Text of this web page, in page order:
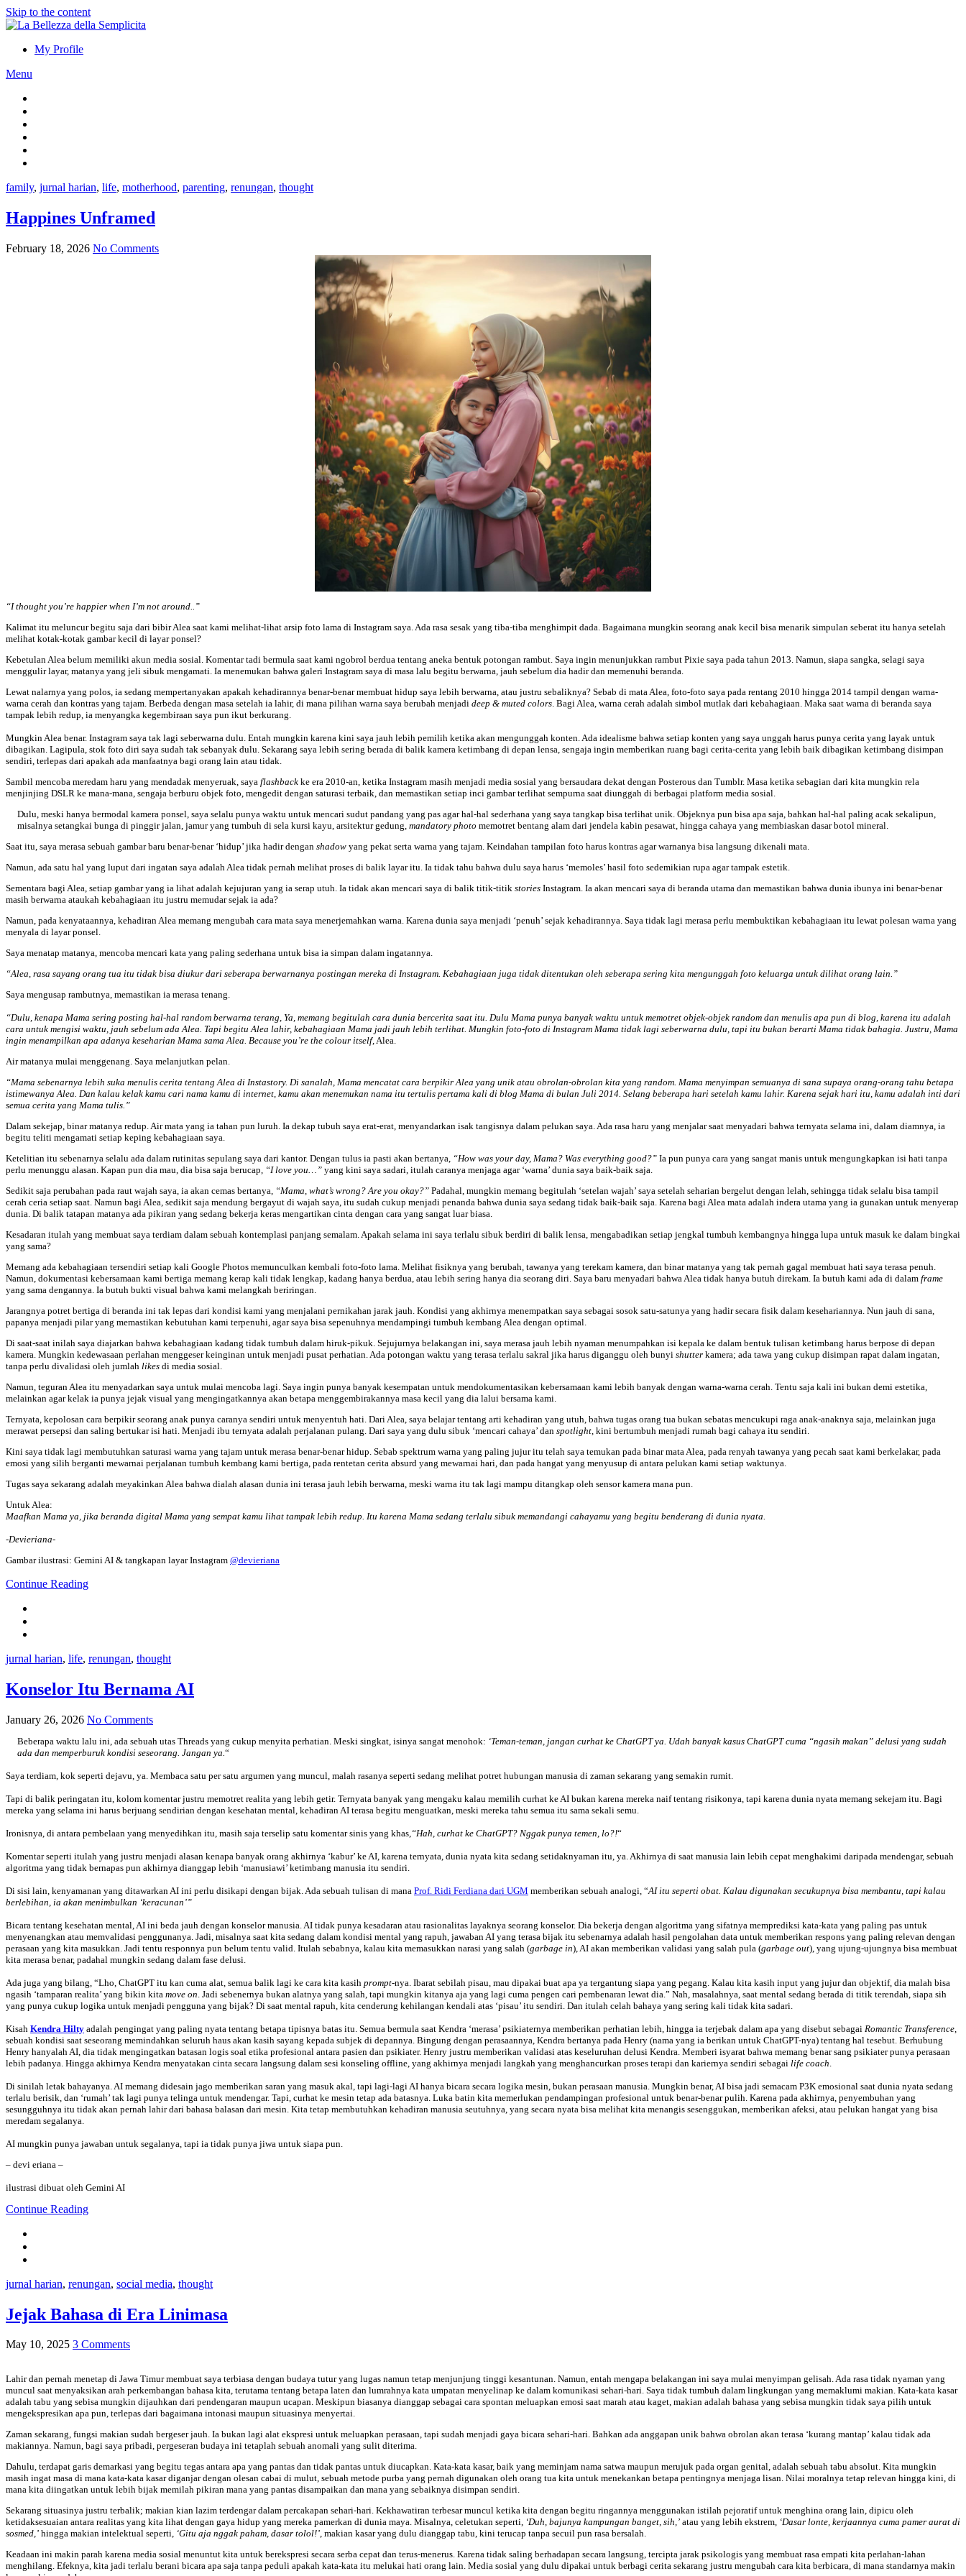
Skip to the content
My Profile
Menu
family, jurnal harian, life, motherhood, parenting, renungan, thought
Happines Unframed
February 18, 2026 No Comments
“I thought you’re happier when I’m not around..”
Kalimat itu meluncur begitu saja dari bibir Alea saat kami melihat-lihat arsip foto lama di Instagram saya. Ada rasa sesak yang tiba-tiba menghimpit dada. Bagaimana mungkin seorang anak kecil bisa menarik simpulan seberat itu hanya setelah
melihat kotak-kotak gambar kecil di layar ponsel?
Kebetulan Alea belum memiliki akun media sosial. Komentar tadi bermula saat kami ngobrol berdua tentang aneka bentuk potongan rambut. Saya ingin menunjukkan rambut Pixie saya pada tahun 2013. Namun, siapa sangka, selagi saya
menggulir layar, matanya yang jeli sibuk mengamati. Ia menemukan bahwa galeri Instagram saya di masa lalu begitu berwarna, jauh sebelum dia hadir dan memenuhi beranda.
Lewat nalarnya yang polos, ia sedang mempertanyakan apakah kehadirannya benar-benar membuat hidup saya lebih berwarna, atau justru sebaliknya? Sebab di mata Alea, foto-foto saya pada rentang 2010 hingga 2014 tampil dengan warna-
warna cerah dan kontras yang tajam. Berbeda dengan masa setelah ia lahir, di mana pilihan warna saya berubah menjadi deep & muted colors . Bagi Alea, warna cerah adalah simbol mutlak dari kebahagiaan. Maka saat warna di beranda saya
tampak lebih redup, ia menyangka kegembiraan saya pun ikut berkurang.
Mungkin Alea benar. Instagram saya tak lagi seberwarna dulu. Entah mungkin karena kini saya jauh lebih pemilih ketika akan mengunggah konten. Ada idealisme bahwa setiap konten yang saya unggah harus punya cerita yang layak untuk
dibagikan. Lagipula, stok foto diri saya sudah tak sebanyak dulu. Sekarang saya lebih sering berada di balik kamera ketimbang di depan lensa, sengaja ingin memberikan ruang bagi cerita-cerita yang lebih baik dibagikan ketimbang disimpan
sendiri, terlepas dari apakah ada manfaatnya bagi orang lain atau tidak.
Sambil mencoba meredam haru yang mendadak menyeruak, saya flashback ke era 2010-an, ketika Instagram masih menjadi media sosial yang bersaudara dekat dengan Posterous dan Tumblr. Masa ketika sebagian dari kita mungkin rela
menjinjing DSLR ke mana-mana, sengaja berburu objek foto, mengedit dengan saturasi terbaik, dan memastikan setiap inci gambar terlihat sempurna saat diunggah di berbagai platform media sosial.
Dulu, meski hanya bermodal kamera ponsel, saya selalu punya waktu untuk mencari sudut pandang yang pas agar hal-hal sederhana yang saya tangkap bisa terlihat unik. Objeknya pun bisa apa saja, bahkan hal-hal paling acak sekalipun,
misalnya setangkai bunga di pinggir jalan, jamur yang tumbuh di sela kursi kayu, arsitektur gedung, mandatory photo memotret bentang alam dari jendela kabin pesawat, hingga cahaya yang membiaskan dasar botol mineral.
Saat itu, saya merasa sebuah gambar baru benar-benar ‘hidup’ jika hadir dengan shadow yang pekat serta warna yang tajam. Keindahan tampilan foto harus kontras agar warnanya bisa langsung dikenali mata.
Namun, ada satu hal yang luput dari ingatan saya adalah Alea tidak pernah melihat proses di balik layar itu. Ia tidak tahu bahwa dulu saya harus ‘memoles’ hasil foto sedemikian rupa agar tampak estetik.
Sementara bagi Alea, setiap gambar yang ia lihat adalah kejujuran yang ia serap utuh. Ia tidak akan mencari saya di balik titik-titik stories Instagram. Ia akan mencari saya di beranda utama dan memastikan bahwa dunia ibunya ini benar-benar
masih berwarna ataukah kebahagiaan itu justru memudar sejak ia ada?
Namun, pada kenyataannya, kehadiran Alea memang mengubah cara mata saya menerjemahkan warna. Karena dunia saya menjadi ‘penuh’ sejak kehadirannya. Saya tidak lagi merasa perlu membuktikan kebahagiaan itu lewat polesan warna yang
menyala di layar ponsel.
Saya menatap matanya, mencoba mencari kata yang paling sederhana untuk bisa ia simpan dalam ingatannya.
“Alea, rasa sayang orang tua itu tidak bisa diukur dari seberapa berwarnanya postingan mereka di Instagram. Kebahagiaan juga tidak ditentukan oleh seberapa sering kita mengunggah foto keluarga untuk dilihat orang lain.”
Saya mengusap rambutnya, memastikan ia merasa tenang.
“Dulu, kenapa Mama sering posting hal-hal random berwarna terang, Ya, memang begitulah cara dunia bercerita saat itu. Dulu Mama punya banyak waktu untuk memotret objek-objek random dan menulis apa pun di blog, karena itu adalah
cara untuk mengisi waktu, jauh sebelum ada Alea. Tapi begitu Alea lahir, kebahagiaan Mama jadi jauh lebih terlihat. Mungkin foto-foto di Instagram Mama tidak lagi seberwarna dulu, tapi itu bukan berarti Mama tidak bahagia. Justru, Mama
ingin menampilkan apa adanya keseharian Mama sama Alea. Because you’re the colour itself, Alea.
Air matanya mulai menggenang. Saya melanjutkan pelan.
“Mama sebenarnya lebih suka menulis cerita tentang Alea di Instastory. Di sanalah, Mama mencatat cara berpikir Alea yang unik atau obrolan-obrolan kita yang random. Mama menyimpan semuanya di sana supaya orang-orang tahu betapa
istimewanya Alea. Dan kalau kelak kamu cari nama kamu di internet, kamu akan menemukan nama itu tertulis pertama kali di blog Mama di bulan Juli 2014. Selang beberapa hari setelah kamu lahir. Karena sejak hari itu, kamu adalah inti dari
semua cerita yang Mama tulis.”
Dalam sekejap, binar matanya redup. Air mata yang ia tahan pun luruh. Ia dekap tubuh saya erat-erat, menyandarkan isak tangisnya dalam pelukan saya. Ada rasa haru yang menjalar saat menyadari bahwa ternyata selama ini, dalam diamnya, ia
begitu teliti mengamati setiap keping kebahagiaan saya.
Ketelitian itu sebenarnya selalu ada dalam rutinitas sepulang saya dari kantor. Dengan tulus ia pasti akan bertanya, “How was your day, Mama? Was everything good?” Ia pun punya cara yang sangat manis untuk mengungkapkan isi hati tanpa
perlu menunggu alasan. Kapan pun dia mau, dia bisa saja berucap, “I love you…” yang kini saya sadari, itulah caranya menjaga agar ‘warna’ dunia saya baik-baik saja.
Sedikit saja perubahan pada raut wajah saya, ia akan cemas bertanya, “Mama, what’s wrong? Are you okay?” Padahal, mungkin memang begitulah ‘setelan wajah’ saya setelah seharian bergelut dengan lelah, sehingga tidak selalu bisa tampil
cerah ceria setiap saat. Namun bagi Alea, sedikit saja mendung bergayut di wajah saya, itu sudah cukup menjadi penanda bahwa dunia saya sedang tidak baik-baik saja. Karena bagi Alea mata adalah indera utama yang ia gunakan untuk menyerap
dunia. Di balik tatapan matanya ada pikiran yang sedang bekerja keras mengartikan cinta dengan cara yang sangat luar biasa.
Kesadaran itulah yang membuat saya terdiam dalam sebuah kontemplasi panjang semalam. Apakah selama ini saya terlalu sibuk berdiri di balik lensa, mengabadikan setiap jengkal tumbuh kembangnya hingga lupa untuk masuk ke dalam bingkai
yang sama?
Memang ada kebahagiaan tersendiri setiap kali Google Photos memunculkan kembali foto-foto lama. Melihat fisiknya yang berubah, tawanya yang terekam kamera, dan binar matanya yang tak pernah gagal membuat hati saya terasa penuh.
Namun, dokumentasi kebersamaan kami bertiga memang kerap kali tidak lengkap, kadang hanya berdua, atau lebih sering hanya dia seorang diri. Saya baru menyadari bahwa Alea tidak hanya butuh direkam. Ia butuh kami ada di dalam frame
yang sama dengannya. Ia butuh bukti visual bahwa kami melangkah beriringan.
Jarangnya potret bertiga di beranda ini tak lepas dari kondisi kami yang menjalani pernikahan jarak jauh. Kondisi yang akhirnya menempatkan saya sebagai sosok satu-satunya yang hadir secara fisik dalam kesehariannya. Nun jauh di sana,
papanya menjadi pilar yang memastikan kebutuhan kami terpenuhi, agar saya bisa sepenuhnya mendampingi tumbuh kembang Alea dengan optimal.
Di saat-saat inilah saya diajarkan bahwa kebahagiaan kadang tidak tumbuh dalam hiruk-pikuk. Sejujurnya belakangan ini, saya merasa jauh lebih nyaman menumpahkan isi kepala ke dalam bentuk tulisan ketimbang harus berpose di depan
kamera. Mungkin kedewasaan perlahan menggeser keinginan untuk menjadi pusat perhatian. Ada potongan waktu yang terasa terlalu sakral jika harus diganggu oleh bunyi shutter kamera; ada tawa yang cukup disimpan rapat dalam ingatan,
tanpa perlu divalidasi oleh jumlah likes di media sosial.
Namun, teguran Alea itu menyadarkan saya untuk mulai mencoba lagi. Saya ingin punya banyak kesempatan untuk mendokumentasikan kebersamaan kami lebih banyak dengan warna-warna cerah. Tentu saja kali ini bukan demi estetika,
melainkan agar kelak ia punya jejak visual yang mengingatkannya akan betapa menggembirakannya masa kecil yang dia lalui bersama kami.
Ternyata, kepolosan cara berpikir seorang anak punya caranya sendiri untuk menyentuh hati. Dari Alea, saya belajar tentang arti kehadiran yang utuh, bahwa tugas orang tua bukan sebatas mencukupi raga anak-anaknya saja, melainkan juga
merawat persepsi dan saling bertukar isi hati. Menjadi ibu ternyata adalah perjalanan pulang. Dari saya yang dulu sibuk ‘mencari cahaya’ dan spotlight , kini bertumbuh menjadi rumah bagi cahaya itu sendiri.
Kini saya tidak lagi membutuhkan saturasi warna yang tajam untuk merasa benar-benar hidup. Sebab spektrum warna yang paling jujur itu telah saya temukan pada binar mata Alea, pada renyah tawanya yang pecah saat kami berkelakar, pada
emosi yang silih berganti mewarnai perjalanan tumbuh kembang kami bertiga, pada rentetan cerita absurd yang mewarnai hari, dan pada hangat yang menyusup di antara pelukan kami setiap waktunya.
Tugas saya sekarang adalah meyakinkan Alea bahwa dialah alasan dunia ini terasa jauh lebih berwarna, meski warna itu tak lagi mampu ditangkap oleh sensor kamera mana pun.
Untuk Alea:
Maafkan Mama ya, jika beranda digital Mama yang sempat kamu lihat tampak lebih redup. Itu karena Mama sedang terlalu sibuk memandangi cahayamu yang begitu benderang di dunia nyata.
-Devieriana-
Gambar ilustrasi: Gemini AI & tangkapan layar Instagram @devieriana
Continue Reading
jurnal harian, life, renungan, thought
Konselor Itu Bernama AI
January 26, 2026 No Comments
Beberapa waktu lalu ini, ada sebuah utas Threads yang cukup menyita perhatian. Meski singkat, isinya sangat menohok: ‘Teman-teman, jangan curhat ke ChatGPT ya. Udah banyak kasus ChatGPT cuma “ngasih makan” delusi yang sudah
ada dan memperburuk kondisi seseorang. Jangan ya. “
Saya terdiam, kok seperti dejavu, ya. Membaca satu per satu argumen yang muncul, malah rasanya seperti sedang melihat potret hubungan manusia di zaman sekarang yang semakin rumit.
Tapi di balik peringatan itu, kolom komentar justru memotret realita yang lebih getir. Ternyata banyak yang mengaku kalau memilih curhat ke AI bukan karena mereka naif tentang risikonya, tapi karena dunia nyata memang sekejam itu. Bagi
mereka yang selama ini harus berjuang sendirian dengan kesehatan mental, kehadiran AI terasa begitu menguatkan, meski mereka tahu semua itu sama sekali semu.
Ironisnya, di antara pembelaan yang menyedihkan itu, masih saja terselip satu komentar sinis yang khas, “Hah, curhat ke ChatGPT? Nggak punya temen, lo?!“
Komentar seperti itulah yang justru menjadi alasan kenapa banyak orang akhirnya ‘kabur’ ke AI, karena ternyata, dunia nyata kita sedang setidaknyaman itu, ya. Akhirnya di saat manusia lain lebih cepat menghakimi daripada mendengar, sebuah
algoritma yang tidak bernapas pun akhirnya dianggap lebih ‘manusiawi’ ketimbang manusia itu sendiri.
Di sisi lain, kenyamanan yang ditawarkan AI ini perlu disikapi dengan bijak. Ada sebuah tulisan di mana Prof. Ridi Ferdiana dari UGM memberikan sebuah analogi, “AI itu seperti obat. Kalau digunakan secukupnya bisa membantu, tapi kalau
berlebihan, ia akan menimbulkan ‘keracunan’”
Bicara tentang kesehatan mental, AI ini beda jauh dengan konselor manusia. AI tidak punya kesadaran atau rasionalitas layaknya seorang konselor. Dia bekerja dengan algoritma yang sifatnya memprediksi kata-kata yang paling pas untuk
menyenangkan atau memvalidasi penggunanya. Jadi, misalnya saat kita sedang dalam kondisi mental yang rapuh, jawaban AI yang terasa bijak itu sebenarnya adalah hasil pengolahan data untuk memberikan respons yang paling relevan dengan
perasaan yang kita masukkan. Jadi tentu responnya pun belum tentu valid. Itulah sebabnya, kalau kita memasukkan narasi yang salah (garbage in), AI akan memberikan validasi yang salah pula (garbage out), yang ujung-ujungnya bisa membuat
kita merasa benar, padahal mungkin sedang dalam fase delusi.
Ada juga yang bilang, “Lho, ChatGPT itu kan cuma alat, semua balik lagi ke cara kita kasih prompt-nya. Ibarat sebilah pisau, mau dipakai buat apa ya tergantung siapa yang pegang. Kalau kita kasih input yang jujur dan objektif, dia malah bisa
ngasih ‘tamparan realita’ yang bikin kita move on . Jadi sebenernya bukan alatnya yang salah, tapi mungkin kitanya aja yang lagi cuma pengen cari pembenaran lewat dia.” Nah, masalahnya, saat mental sedang berada di titik terendah, siapa sih
yang punya cukup logika untuk menjadi pengguna yang bijak? Di saat mental rapuh, kita cenderung kehilangan kendali atas ‘pisau’ itu sendiri. Dan itulah celah bahaya yang sering kali tidak kita sadari.
Kisah Kendra Hilty adalah pengingat yang paling nyata tentang betapa tipisnya batas itu. Semua bermula saat Kendra ‘merasa’ psikiaternya memberikan perhatian lebih, hingga ia terjebak dalam apa yang disebut sebagai Romantic Transference
sebuah kondisi saat seseorang memindahkan seluruh haus akan kasih sayang kepada subjek di depannya. Bingung dengan perasaannya, Kendra bertanya pada Henry (nama yang ia berikan untuk ChatGPT-nya) tentang hal tesebut. Berhubung
Henry hanyalah AI, dia tidak mengingatkan batasan logis soal etika profesional antara pasien dan psikiater. Henry justru memberikan validasi atas keseluruhan delusi Kendra. Memberi isyarat bahwa memang benar sang psikiater punya perasaan
lebih padanya. Hingga akhirnya Kendra menyatakan cinta secara langsung dalam sesi konseling offline, yang akhirnya menjadi langkah yang menghancurkan proses terapi dan kariernya sendiri sebagai life coach
Di sinilah letak bahayanya. AI memang didesain jago memberikan saran yang masuk akal, tapi lagi-lagi AI hanya bicara secara logika mesin, bukan perasaan manusia. Mungkin benar, AI bisa jadi semacam P3K emosional saat dunia nyata sedang
terlalu berisik, dan ‘rumah’ tak lagi punya telinga untuk mendengar. Tapi, curhat ke mesin tetap ada batasnya. Luka batin kita memerlukan pendampingan profesional untuk benar-benar pulih. Karena pada akhirnya, penyembuhan yang
sesungguhnya itu tidak akan pernah lahir dari bahasa balasan dari mesin. Kita tetap membutuhkan kehadiran manusia seutuhnya, yang secara nyata bisa melihat kita menangis sesenggukan, memberikan afeksi, atau pelukan hangat yang bisa
meredam segalanya.
AI mungkin punya jawaban untuk segalanya, tapi ia tidak punya jiwa untuk siapa pun.
– devi eriana –
ilustrasi dibuat oleh Gemini AI
Continue Reading
jurnal harian, renungan, social media, thought
Jejak Bahasa di Era Linimasa
May 10, 2025 3 Comments
Lahir dan pernah menetap di Jawa Timur membuat saya terbiasa dengan budaya tutur yang lugas namun tetap menjunjung tinggi kesantunan. Namun, entah mengapa belakangan ini saya mulai menyimpan gelisah. Ada rasa tidak nyaman yang
muncul saat menyaksikan arah perkembangan bahasa kita, terutama tentang betapa laten dan lumrahnya kata umpatan menyelinap ke dalam komunikasi sehari-hari. Saya tidak tumbuh dalam lingkungan yang memaklumi makian. Kata-kata kasar
adalah tabu yang sebisa mungkin dijauhkan dari pendengaran maupun ucapan. Meskipun biasanya dianggap sebagai cara spontan meluapkan emosi saat marah atau kaget, makian adalah bahasa yang sebisa mungkin tidak saya pilih untuk
mengekspresikan apa pun, terlepas dari bagaimana intonasi maupun situasinya menyertai.
Zaman sekarang, fungsi makian sudah bergeser jauh. Ia bukan lagi alat ekspresi untuk meluapkan perasaan, tapi sudah menjadi gaya bicara sehari-hari. Bahkan ada anggapan unik bahwa obrolan akan terasa ‘kurang mantap’ kalau tidak ada
makiannya. Namun, bagi saya pribadi, pergeseran budaya ini tetaplah sebuah anomali yang sulit diterima.
Dahulu, terdapat garis demarkasi yang begitu tegas antara apa yang pantas dan tidak pantas untuk diucapkan. Kata-kata kasar, baik yang meminjam nama satwa maupun merujuk pada organ genital, adalah sebuah tabu absolut. Kita mungkin
masih ingat masa di mana kata-kata kasar diganjar dengan olesan cabai di mulut, sebuah metode purba yang pernah digunakan oleh orang tua kita untuk menekankan betapa pentingnya menjaga lisan. Nilai moralnya tetap relevan hingga kini, di
mana kita diingatkan untuk lebih bijak memilah pikiran mana yang pantas disampaikan dan mana yang sebaiknya disimpan sendiri.
Sekarang situasinya justru terbalik; makian kian lazim terdengar dalam percakapan sehari-hari. Kekhawatiran terbesar muncul ketika kita dengan begitu ringannya menggunakan istilah pejoratif untuk menghina orang lain, dipicu oleh
ketidaksesuaian antara realitas yang kita lihat dengan gaya hidup yang mereka pamerkan di dunia maya. Misalnya, celetukan seperti, ‘Duh, bajunya kampungan banget, sih,’ atau yang lebih ekstrem, ‘Dasar lonte, kerjaannya cuma pamer aurat di
sosmed,’ hingga makian intelektual seperti, ‘Gitu aja nggak paham, dasar tolol!’, makian kasar yang dulu dianggap tabu, kini terucap tanpa secuil pun rasa bersalah.
Keadaan ini makin parah karena media sosial menuntut kita untuk berekspresi secara serba cepat dan terus-menerus. Karena tidak saling berhadapan secara langsung, tercipta jarak psikologis yang membuat rasa empati kita perlahan-lahan
menghilang. Efeknya, kita jadi terlalu berani bicara apa saja tanpa peduli apakah kata-kata itu melukai hati orang lain. Media sosial yang dulu dipakai untuk berbagi cerita sekarang justru mengubah cara kita berbicara, di mana standarnya makin